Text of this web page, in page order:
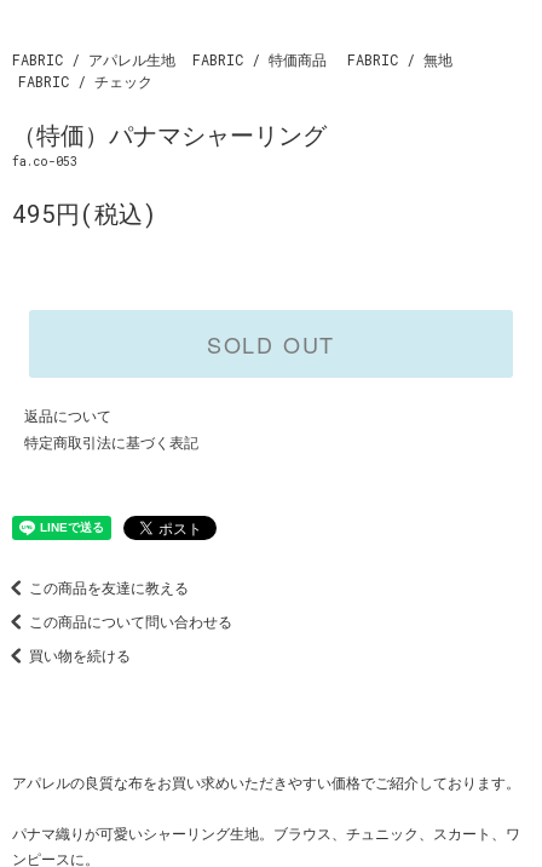
FABRIC / アパレル生地 FABRIC / 特価商品
FABRIC / 無地
FABRIC / チェック
（特価）パナマシャーリング
fa.co-053
495円(税込)
SOLD OUT
返品について
特定商取引法に基づく表記
この商品を友達に教える
この商品について問い合わせる
買い物を続ける
アパレルの良質な布をお買い求めいただきやすい価格でご紹介しております。
パナマ織りが可愛いシャーリング生地。ブラウス、チュニック、スカート、ワ
ンピースに。